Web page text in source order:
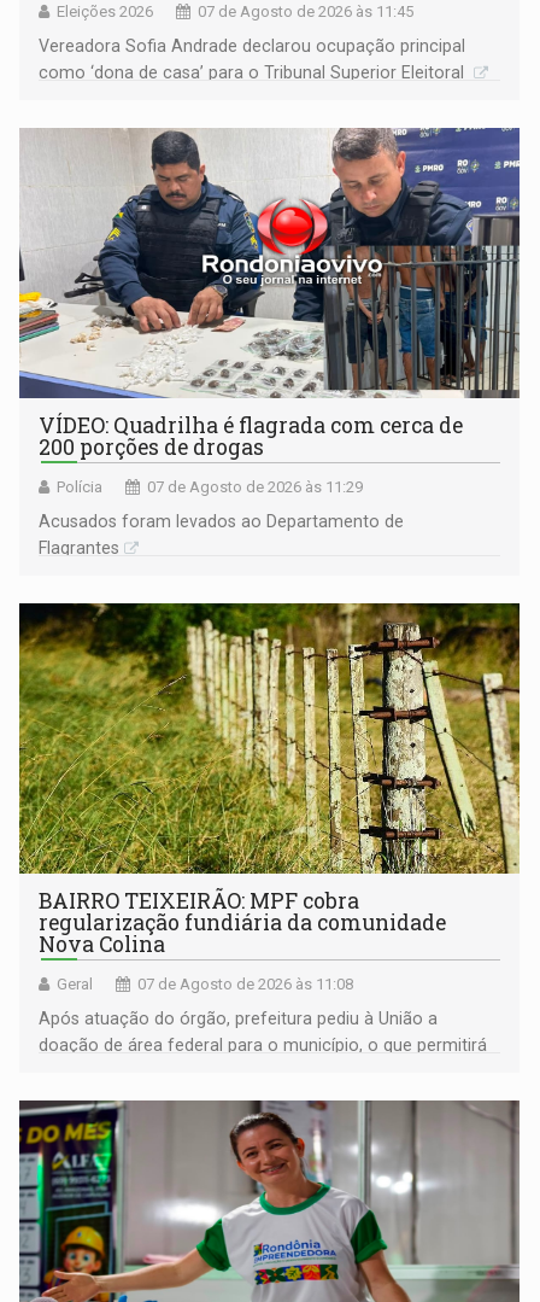
Eleições 2026 07 de Agosto de 2026 às 11:45
Vereadora Sofia Andrade declarou ocupação principal
como ‘dona de casa’ para o Tribunal Superior Eleitoral
VÍDEO: Quadrilha é flagrada com cerca de
200 porções de drogas
Polícia 07 de Agosto de 2026 às 11:29
Acusados foram levados ao Departamento de
Flagrantes
BAIRRO TEIXEIRÃO: MPF cobra
regularização fundiária da comunidade
Nova Colina
Geral 07 de Agosto de 2026 às 11:08
Após atuação do órgão, prefeitura pediu à União a
doação de área federal para o município, o que permitirá